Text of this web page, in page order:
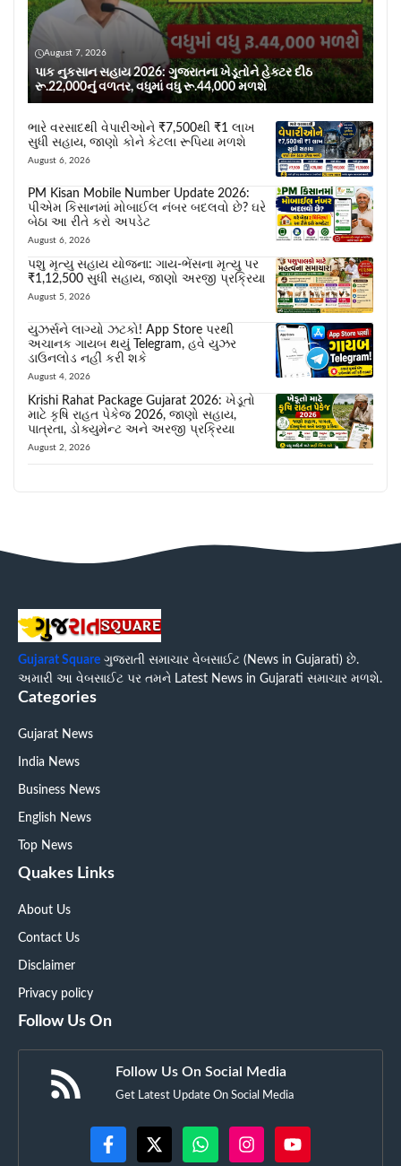
August 7, 2026
પાક નુકસાન સહાય 2026: ગુજરાતના ખેડૂતોને હેક્ટર દીઠ
રૂ.22,000નું વળતર, વધુમાં વધુ રૂ.44,000 મળશે
ભારે વરસાદથી વેપારીઓને ₹7,500થી ₹1 લાખ
સુધી સહાય, જાણો કોને કેટલા રૂપિયા મળશે
August 6, 2026
PM Kisan Mobile Number Update 2026:
પીએમ કિસાનમાં મોબાઈલ નંબર બદલવો છે? ઘરે
બેઠા આ રીતે કરો અપડેટ
August 6, 2026
પશુ મૃત્યુ સહાય યોજના: ગાય-ભેંસના મૃત્યુ પર
₹1,12,500 સુધી સહાય, જાણો અરજી પ્રક્રિયા
August 5, 2026
યુઝર્સને લાગ્યો ઝટકો! App Store પરથી
અચાનક ગાયબ થયું Telegram, હવે યુઝર
ડાઉનલોડ નહીં કરી શકે
August 4, 2026
Krishi Rahat Package Gujarat 2026: ખેડૂતો
માટે કૃષિ રાહત પેકેજ 2026, જાણો સહાય,
પાત્રતા, ડોક્યુમેન્ટ અને અરજી પ્રક્રિયા
August 2, 2026
Gujarat Square ગુજરાતી સમાચાર વેબસાઈટ (News in Gujarati) છે.
અમારી આ વેબસાઈટ પર તમને Latest News in Gujarati સમાચાર મળશે.
Categories
Gujarat News
India News
Business News
English News
Top News
Quakes Links
About Us
Contact Us
Disclaimer
Privacy policy
Follow Us On
Follow Us On Social Media
Get Latest Update On Social Media